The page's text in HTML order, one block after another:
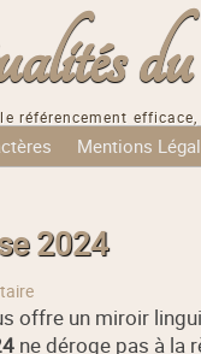
du
référencement
Mentions
2024
offre un miroir
ne déroge pas à la